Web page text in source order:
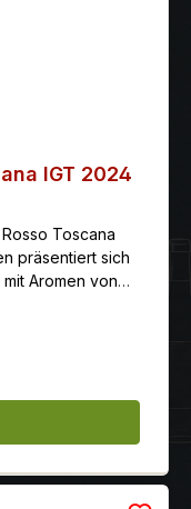
IGT 2024
Toscana
präsentiert sich
Aromen von
sowie Noten von